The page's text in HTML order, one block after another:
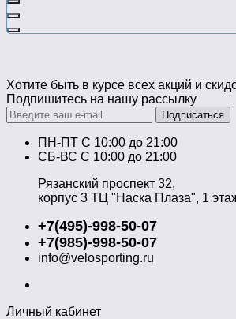
Хотите быть в курсе всех акций и
Подпишитесь на нашу рассылку
Подписаться
ПН-ПТ C 10:00 до 21:00
СБ-ВС С 10:00 до 21:00
Рязанский проспект 32,
корпус 3 ТЦ "Наска Плаза", 1
+7(495)-998-50-07
+7(985)-998-50-07
info@velosporting.ru
Личный кабинет